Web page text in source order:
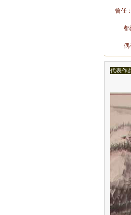
曾任
都江
偶有
代表作